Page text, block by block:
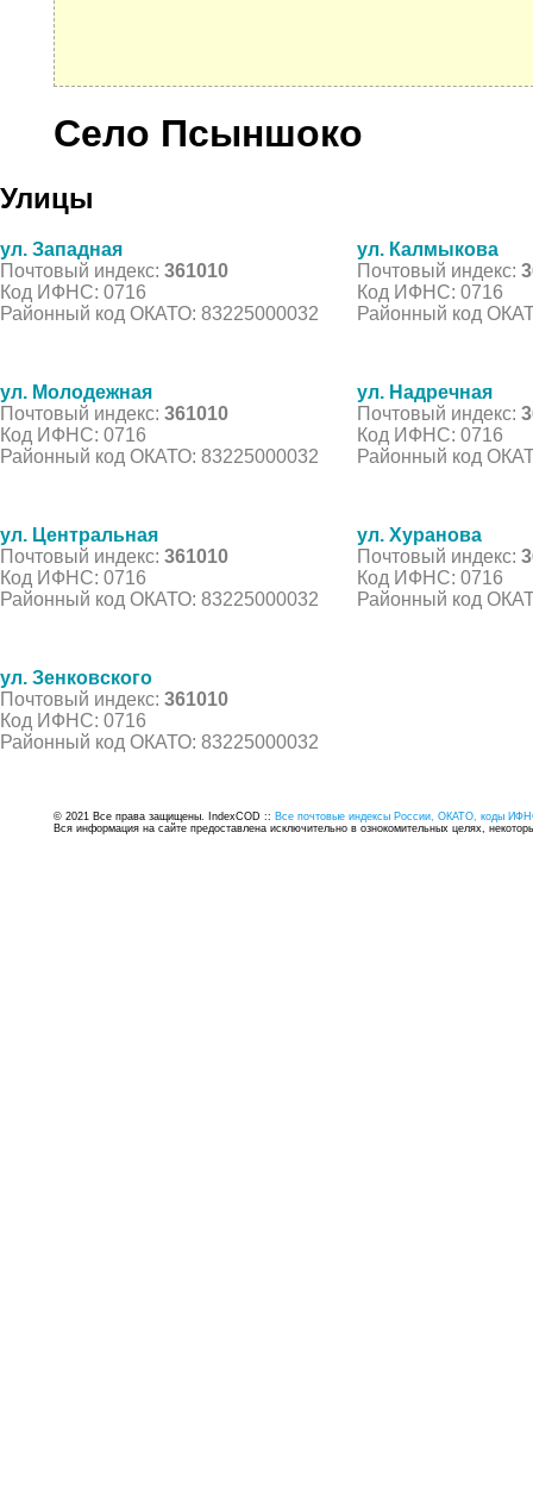
Село Псыншоко
Улицы
ул. Западная
Почтовый индекс: 361010
Код ИФНС: 0716
Районный код ОКАТО: 83225000032
ул. Калмыкова
Почтовый индекс:
Код ИФНС: 0716
Районный код
ул. Молодежная
Почтовый индекс: 361010
Код ИФНС: 0716
Районный код ОКАТО: 83225000032
ул. Надречная
Почтовый индекс:
Код ИФНС: 0716
Районный код
ул. Центральная
Почтовый индекс: 361010
Код ИФНС: 0716
Районный код ОКАТО: 83225000032
ул. Хуранова
Почтовый индекс:
Код ИФНС: 0716
Районный код
ул. Зенковского
Почтовый индекс: 361010
Код ИФНС: 0716
Районный код ОКАТО: 83225000032
© 2021 Все права защищены. IndexCOD :: Все почтовые индексы России, ОКАТО, коды
Вся информация на сайте предоставлена исключительно в ознокомительных целях,